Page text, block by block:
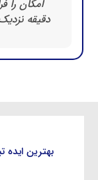
امکان را
دقیقه
بهترین ایده